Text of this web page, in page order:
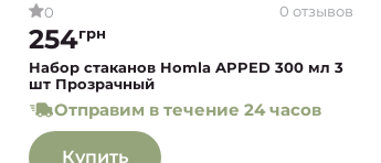
0 0 отзывов
254грн
Набор стаканов Homla APPED 300 мл 3
шт Прозрачный
Отправим в течение 24 часов
Купить